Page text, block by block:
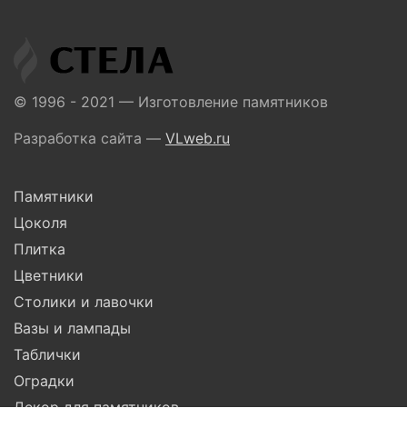
© 1996 - 2021 — Изготовление памятников
Разработка сайта — VLweb.ru
Памятники
Цоколя
Плитка
Цветники
Столики и лавочки
Вазы и лампады
Таблички
Оградки
Декор для памятников